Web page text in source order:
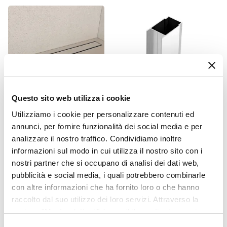
Questo sito web utilizza i cookie
Utilizziamo i cookie per personalizzare contenuti ed
annunci, per fornire funzionalità dei social media e per
analizzare il nostro traffico. Condividiamo inoltre
informazioni sul modo in cui utilizza il nostro sito con i
nostri partner che si occupano di analisi dei dati web,
pubblicità e social media, i quali potrebbero combinarle
con altre informazioni che ha fornito loro o che hanno
raccolto dal suo utilizzo dei loro servizi. Attraverso la
sezione "Mostra dettagli" è possibile gestire le proprie
95,4 cm
Dimensione Entrata
Vetro temperato
Finitura Anta
Opaco
Anticalcare
Si
Spessore Anta
6 mm
Materiale Profilo
Alluminio
CODICE:CNL5P
Canalina doccia 50 cm
cover piastrellabile in
acciaio inox - Stiletto
€ 56,00
CODICE:PROFMZ
Profilo di estensione per box
doccia 3,6 cm cromo -
Moritz e Flexy
€ 34,00